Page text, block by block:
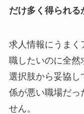
だけ多く得られる
求人情報にうまく
職したいのに全然
選択肢から妥協し
係が悪い職場だっ
せん。